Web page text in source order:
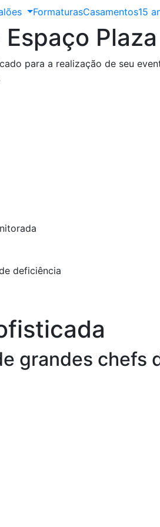
FormaturasCasamentos15
Espaço Plaza
para a realização de seu
deficiência
grandes chefs